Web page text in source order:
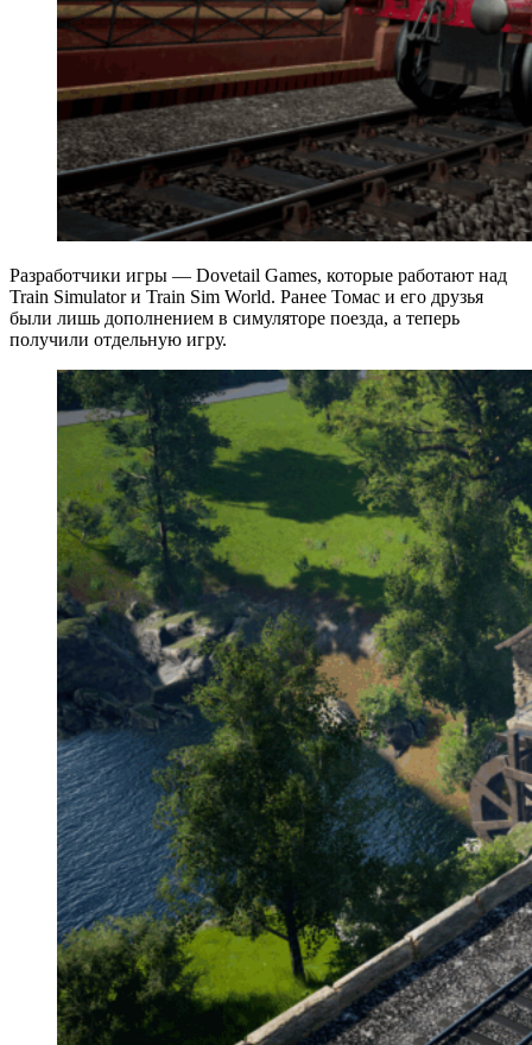
Разработчики игры — Dovetail Games, которые работают над
Train Simulator и Train Sim World. Ранее Томас и его друзья
были лишь дополнением в симуляторе поезда, а теперь
получили отдельную игру.